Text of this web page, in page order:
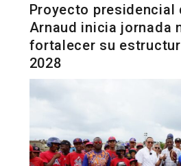
Proyecto presidencial
Arnaud inicia jornada
fortalecer su
2028